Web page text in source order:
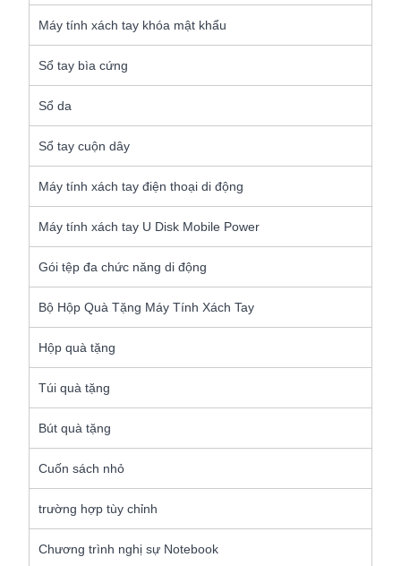
Máy tính xách tay khóa mật khẩu
Sổ tay bìa cứng
Sổ da
Sổ tay cuộn dây
Máy tính xách tay điện thoại di động
Máy tính xách tay U Disk Mobile Power
Gói tệp đa chức năng di động
Bộ Hộp Quà Tặng Máy Tính Xách Tay
Hộp quà tặng
Túi quà tặng
Bút quà tặng
Cuốn sách nhỏ
trường hợp tùy chỉnh
Chương trình nghị sự Notebook